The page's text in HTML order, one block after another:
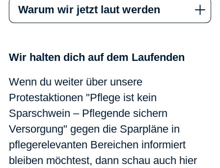
Warum wir jetzt laut werden
Wir halten dich auf dem Laufenden
Wenn du weiter über unsere
Protestaktionen "Pflege ist kein
Sparschwein – Pflegende sichern
Versorgung" gegen die Sparpläne in
pflegerelevanten Bereichen informiert
bleiben möchtest, dann schau auch hier